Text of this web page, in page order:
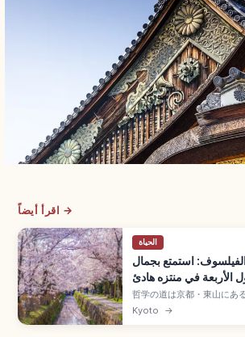
اقرأ أيضاً →
الحياة
استمتع بجمال
الأربعة في منتزه هادئ
哲学の道は京都・東山にあ
銀閣寺から熊野若王子神社
続きます。桜の見頃は3月
Kyoto →